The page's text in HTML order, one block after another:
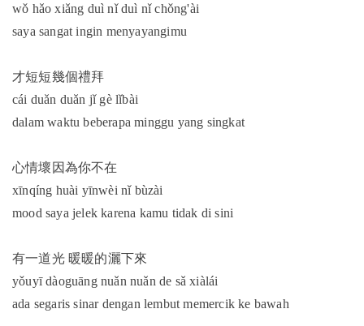
wǒ hǎo xiǎng duì nǐ duì nǐ chǒng'ài
saya sangat ingin menyayangimu
才短短幾個禮拜
cái duǎn duǎn jǐ gè lǐbài
dalam waktu beberapa minggu yang singkat
心情壞因為你不在
xīnqíng huài yīnwèi nǐ bùzài
mood saya jelek karena kamu tidak di sini
有一道光 暖暖的灑下來
yǒuyī dàoguāng nuǎn nuǎn de sǎ xiàlái
ada segaris sinar dengan lembut memercik ke bawah